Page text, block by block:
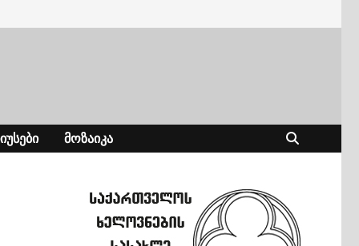
ᲛᲝᲖᲐᲘᲙᲐ